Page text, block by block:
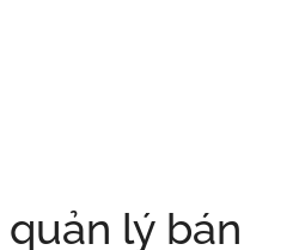
lý bán